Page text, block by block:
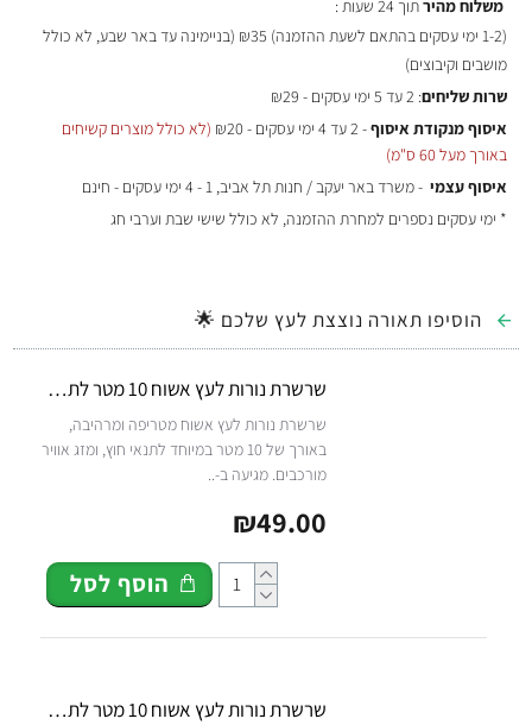
משלוח מהירתוך 24 שעות :
(1-2 ימי עסקים בהתאם לשעת ההזמנה)
₪35 (בניימינה עד באר שבע, לא כולל
מושבים וקיבוצים)
שרות שליחים: 2 עד 5 ימי עסקים - ₪29
איסוף מנקודת איסוף- 2 עד 4 ימי עסקים - ₪20
(לא כולל מוצרים קשיחים
באורך מעל 60 ס"מ)
איסוף עצמי - משרד באר יעקב / חנות תל אביב, 1 - 4 ימי עסקים - חינם
* ימי עסקים נספרים למחרת ההזמנה, לא כולל שישי שבת וערבי חג
הוסיפו תאורה נוצצת לעץ שלכם 🌟
שרשרת נורות לעץ אשוח 10 מטר לתנאי חוץ - לבן חם
שרשרת נורות לעץ אשוח מטריפה ומרהיבה,
באורך של 10 מטר במיוחד לתנאי חוץ, ומזג אוויר
מורכבים. מגיעה ב-..
₪49.00
הוסף לסל
שרשרת נורות לעץ אשוח 10 מטר לתנאי חוץ - לבן